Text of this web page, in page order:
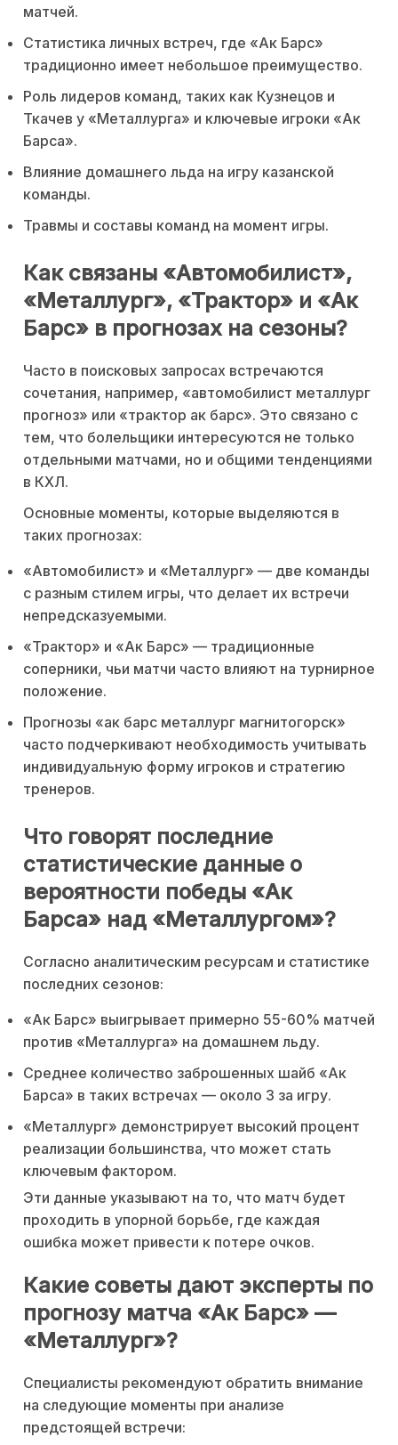
матчей.
Статистика личных встреч, где «Ак Барс»
традиционно имеет небольшое преимущество.
Роль лидеров команд, таких как Кузнецов и
Ткачев у «Металлурга» и ключевые игроки «Ак
Барса».
Влияние домашнего льда на игру казанской
команды.
Травмы и составы команд на момент игры.
Как связаны «Автомобилист»,
«Металлург», «Трактор» и «Ак
Барс» в прогнозах на сезоны?
Часто в поисковых запросах встречаются
сочетания, например, «автомобилист металлург
прогноз» или «трактор ак барс». Это связано с
тем, что болельщики интересуются не только
отдельными матчами, но и общими тенденциями
в КХЛ.
Основные моменты, которые выделяются в
таких прогнозах:
«Автомобилист» и «Металлург» — две команды
с разным стилем игры, что делает их встречи
непредсказуемыми.
«Трактор» и «Ак Барс» — традиционные
соперники, чьи матчи часто влияют на турнирное
положение.
Прогнозы «ак барс металлург магнитогорск»
часто подчеркивают необходимость учитывать
индивидуальную форму игроков и стратегию
тренеров.
Что говорят последние
статистические данные о
вероятности победы «Ак
Барса» над «Металлургом»?
Согласно аналитическим ресурсам и статистике
последних сезонов:
«Ак Барс» выигрывает примерно 55-60% матчей
против «Металлурга» на домашнем льду.
Среднее количество заброшенных шайб «Ак
Барса» в таких встречах — около 3 за игру.
«Металлург» демонстрирует высокий процент
реализации большинства, что может стать
ключевым фактором.
Эти данные указывают на то, что матч будет
проходить в упорной борьбе, где каждая
ошибка может привести к потере очков.
Какие советы дают эксперты по
прогнозу матча «Ак Барс» —
«Металлург»?
Специалисты рекомендуют обратить внимание
на следующие моменты при анализе
предстоящей встречи: